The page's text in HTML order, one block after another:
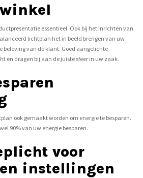
essentieel. Ook bij het inrichten van
lichtplan het in beeld brengen van uw
beleving van de klant. Goed aangelichte
en dragen bij aan de juiste sfeer in uw zaak.
ook gemaakt worden om energie te besparen.
90% van uw energie besparen.
voor
instellingen